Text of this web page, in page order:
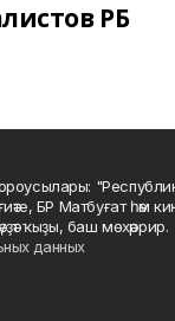
РБ
БР Матбуғат һәм
ҡыҙы, баш мөхәррир.
данных